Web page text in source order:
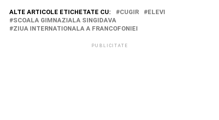
ALTE ARTICOLE ETICHETATE CU: CUGIR
ELEVI
SCOALA GIMNAZIALA SINGIDAVA
ZIUA INTERNATIONALA A FRANCOFONIEI
PUBLICITATE